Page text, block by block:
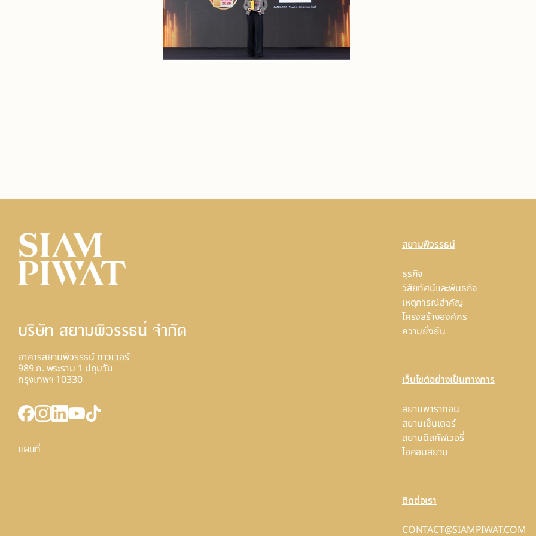
บริษัท สยามพิวรรธน์ จํากัด
อาคารสยามพิวรรธน์ ทาวเวอร์
989 ถ. พระราม 1 ปทุมวัน
กรุงเทพฯ 10330
แผนที่
สยามพิวรรธน์
ธุรกิจ
วิสัยทัศน์และพันธกิจ
เหตุการณ์สำคัญ
โครงสร้างองค์กร
ความยั่งยืน
เว็บไซต์อย่างเป็นทางการ
สยามพารากอน
สยามเซ็นเตอร์
สยามดิสคัฟเวอรี่
ไอคอนสยาม
ติดต่อเรา
CONTACT@SIAMPIWAT.COM